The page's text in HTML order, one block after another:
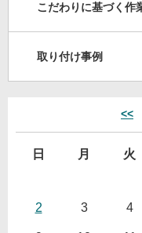
こだわりに基づく作
取り付け事例
<<
日 月 火
2 3 4